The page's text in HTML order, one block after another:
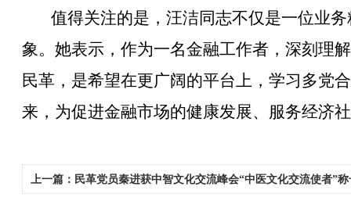
值得关注的是，汪洁同志不仅是一位业
象。她表示，作为一名金融工作者，深刻理
民革，是希望在更广阔的平台上，学习多党
来，为促进金融市场的健康发展、服务经济
上一篇：民革党员秦进获中智文化交流峰会“中医文化交流使者”称